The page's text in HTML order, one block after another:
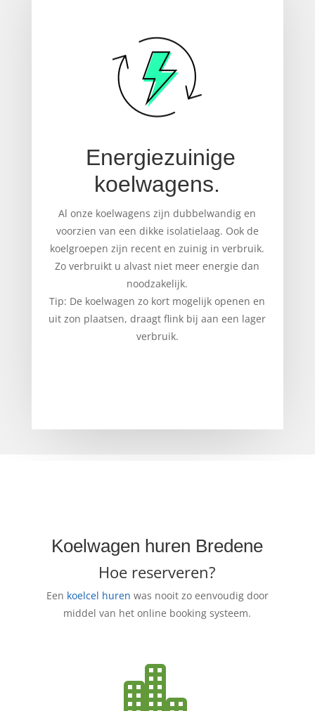
Energiezuinige
koelwagens.
Al onze koelwagens zijn dubbelwandig en
voorzien van een dikke isolatielaag. Ook de
koelgroepen zijn recent en zuinig in verbruik.
Zo verbruikt u alvast niet meer energie dan
noodzakelijk.
Tip: De koelwagen zo kort mogelijk openen en
uit zon plaatsen, draagt flink bij aan een lager
verbruik.
Koelwagen huren Bredene
Hoe reserveren?
Een koelcel huren was nooit zo eenvoudig door
middel van het online booking systeem.
